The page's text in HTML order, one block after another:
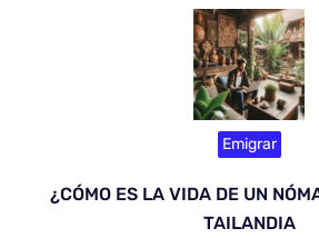
Emigrar
¿CÓMO ES LA VIDA DE UN
TAILANDIA